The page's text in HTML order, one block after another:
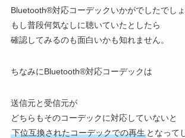
Bluetooth®対応コーデックいかがでしたでしょ
もし普段何気なしに聴いていたとしたら
確認してみるのも面白いかも知れません。
ちなみにBluetooth®対応コーデックは
送信元と受信元が
どちらもそのコーデックに対応していないと
下位互換されたコーデックでの再生となって